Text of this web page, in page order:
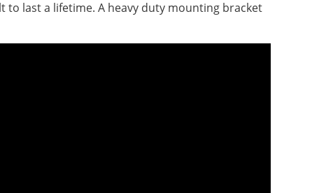
to last a lifetime. A heavy duty mounting bracket